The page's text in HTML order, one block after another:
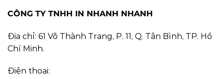
CÔNG TY TNHH IN NHANH NHANH
Địa chỉ: 61 Võ Thành Trang, P. 11, Q. Tân Bình, TP. Hồ
Chí Minh.
Điện thoại: